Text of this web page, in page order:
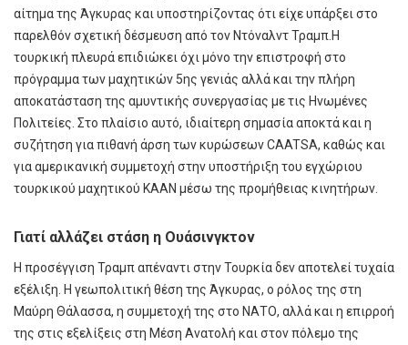
αίτημα της Άγκυρας και υποστηρίζοντας ότι είχε υπάρξει στο
παρελθόν σχετική δέσμευση από τον Ντόναλντ Τραμπ.Η
τουρκική πλευρά επιδιώκει όχι μόνο την επιστροφή στο
πρόγραμμα των μαχητικών 5ης γενιάς αλλά και την πλήρη
αποκατάσταση της αμυντικής συνεργασίας με τις Ηνωμένες
Πολιτείες. Στο πλαίσιο αυτό, ιδιαίτερη σημασία αποκτά και η
συζήτηση για πιθανή άρση των κυρώσεων CAATSA, καθώς και
για αμερικανική συμμετοχή στην υποστήριξη του εγχώριου
τουρκικού μαχητικού KAAN μέσω της προμήθειας κινητήρων.
Γιατί αλλάζει στάση η Ουάσινγκτον
Η προσέγγιση Τραμπ απέναντι στην Τουρκία δεν αποτελεί τυχαία
εξέλιξη. Η γεωπολιτική θέση της Άγκυρας, ο ρόλος της στη
Μαύρη Θάλασσα, η συμμετοχή της στο ΝΑΤΟ, αλλά και η επιρροή
της στις εξελίξεις στη Μέση Ανατολή και στον πόλεμο της